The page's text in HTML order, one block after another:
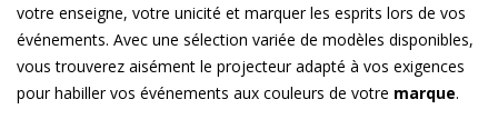
votre enseigne, votre unicité et marquer les esprits lors de vos
événements. Avec une sélection variée de modèles disponibles,
vous trouverez aisément le projecteur adapté à vos exigences
pour habiller vos événements aux couleurs de votre marque.